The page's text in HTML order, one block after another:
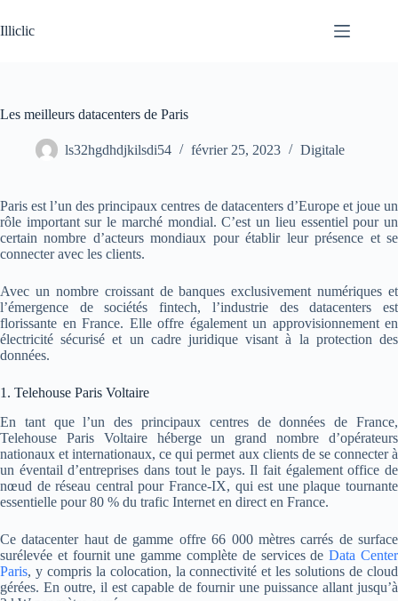
au
contenu
Illiclic
Les meilleurs datacenters de Paris
ls32hgdhdjkilsdi54 février 25, 2023 Digitale
Paris est l’un des principaux centres de datacenters d’Europe et joue un
rôle important sur le marché mondial. C’est un lieu essentiel pour un
certain nombre d’acteurs mondiaux pour établir leur présence et se
connecter avec les clients.
Avec un nombre croissant de banques exclusivement numériques et
l’émergence de sociétés fintech, l’industrie des datacenters est
florissante en France. Elle offre également un approvisionnement en
électricité sécurisé et un cadre juridique visant à la protection des
données.
1. Telehouse Paris Voltaire
En tant que l’un des principaux centres de données de France,
Telehouse Paris Voltaire héberge un grand nombre d’opérateurs
nationaux et internationaux, ce qui permet aux clients de se connecter à
un éventail d’entreprises dans tout le pays. Il fait également office de
nœud de réseau central pour France-IX, qui est une plaque tournante
essentielle pour 80 % du trafic Internet en direct en France.
Ce datacenter haut de gamme offre 66 000 mètres carrés de surface
surélevée et fournit une gamme complète de services deData Center
Paris, y compris la colocation, la connectivité et les solutions de cloud
gérées. En outre, il est capable de fournir une puissance allant jusqu’à